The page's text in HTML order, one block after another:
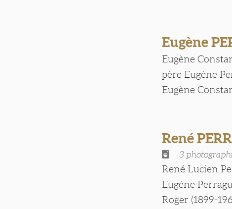
Eugène
Eugène
père Eugène
Eugène
René
3
René Lucien
Eugène
Roger (1899-